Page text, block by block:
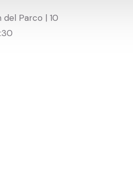
del Parco | 10